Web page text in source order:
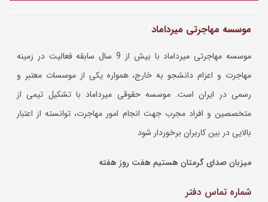
میزبان صدای گرمتان هستیم هفت روز هفته
شماره تماس دفتر
موسسه مهاجرتی میرداماد
موسسه مهاجرتی میرداماد با بیش از 9 سال سابقه فعالیت در زمینه
مهاجرت و اعزام دانشجو به خارج، همواره یکی از موسسات معتبر و
رسمی در ایران است. موسسه حقوقی میرداماد با تشکیل تیمی از
متخصصین و افراد مجرب جهت انجام امور مهاجرت، توانسته از اعتبار
بالایی در بین کاربران برخوردار شود